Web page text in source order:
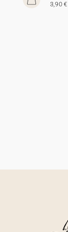
3,90 €